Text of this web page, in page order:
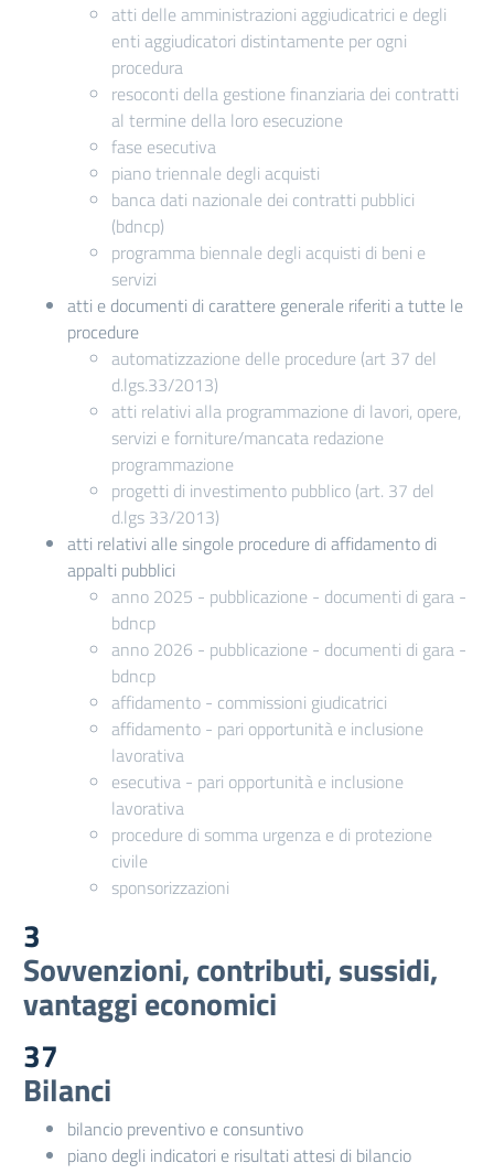
atti delle amministrazioni aggiudicatrici e degli
enti aggiudicatori distintamente per ogni
procedura
resoconti della gestione finanziaria dei contratti
al termine della loro esecuzione
fase esecutiva
piano triennale degli acquisti
banca dati nazionale dei contratti pubblici
(bdncp)
programma biennale degli acquisti di beni e
servizi
atti e documenti di carattere generale riferiti a tutte le
procedure
automatizzazione delle procedure (art 37 del
d.lgs.33/2013)
atti relativi alla programmazione di lavori, opere,
servizi e forniture/mancata redazione
programmazione
progetti di investimento pubblico (art. 37 del
d.lgs 33/2013)
atti relativi alle singole procedure di affidamento di
appalti pubblici
anno 2025 - pubblicazione - documenti di gara -
bdncp
anno 2026 - pubblicazione - documenti di gara -
bdncp
affidamento - commissioni giudicatrici
affidamento - pari opportunità e inclusione
lavorativa
esecutiva - pari opportunità e inclusione
lavorativa
procedure di somma urgenza e di protezione
civile
sponsorizzazioni
3
Sovvenzioni, contributi, sussidi,
vantaggi economici
37
Bilanci
bilancio preventivo e consuntivo
piano degli indicatori e risultati attesi di bilancio